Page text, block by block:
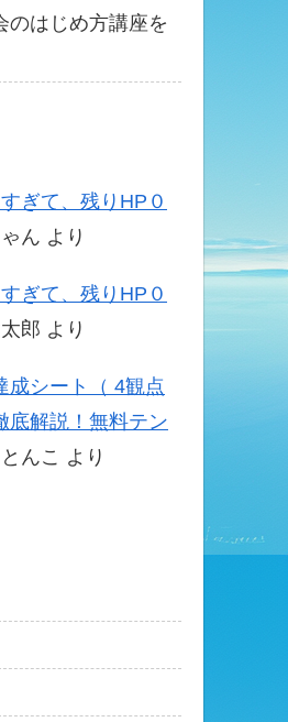
のはじめ方講座を
ぎて、残りHP０
ん より
ぎて、残りHP０
郎 より
成シート（ 4観点
底解説！無料テン
とんこ より